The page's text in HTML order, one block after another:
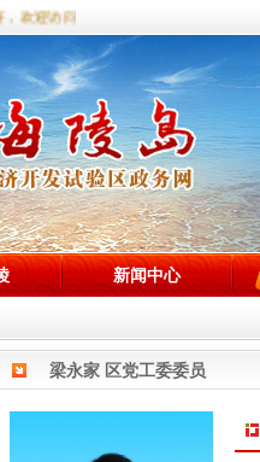
欢迎访问海陵试验区政务网站！
新闻中心
梁永家 区党工委委员